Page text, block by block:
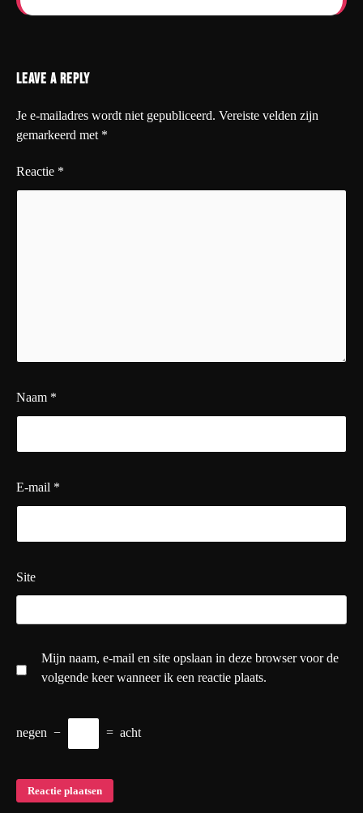
Leave a Reply
Je e-mailadres wordt niet gepubliceerd. Vereiste velden zijn
gemarkeerd met *
Reactie *
Naam *
E-mail *
Site
Mijn naam, e-mail en site opslaan in deze browser voor de
volgende keer wanneer ik een reactie plaats.
negen − = acht